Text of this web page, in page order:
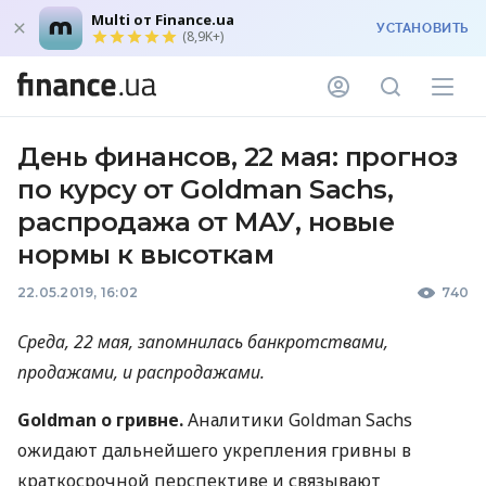
Multi от Finance.ua
(8,9K+) УСТАНОВИТЬ
День финансов, 22 мая: прогноз
по курсу от Goldman Sachs,
распродажа от МАУ, новые
нормы к высоткам
22.05.2019, 16:02 740
Среда, 22 мая, запомнилась банкротствами,
продажами, и распродажами.
Goldman о гривне.Аналитики Goldman Sachs
ожидают дальнейшего укрепления гривны в
краткосрочной перспективе и связывают